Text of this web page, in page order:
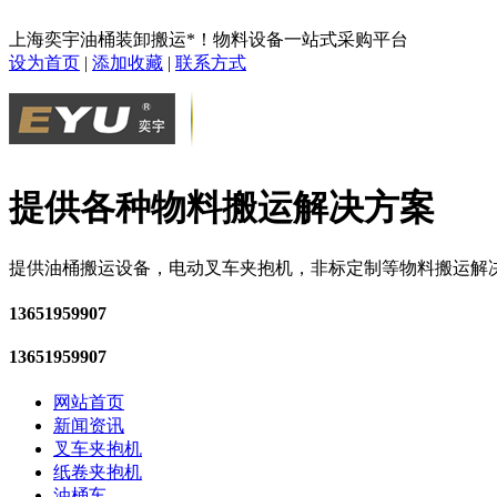
上海奕宇油桶装卸搬运*！物料设备一站式采购平台
设为首页 | 添加收藏 | 联系方式
提供各种物料搬运解决方案
提供油桶搬运设备，电动叉车夹抱机，非标定制等物料搬运解
13651959907
13651959907
网站首页
新闻资讯
叉车夹抱机
纸卷夹抱机